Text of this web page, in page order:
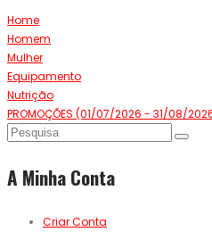
Home
Homem
Mulher
Equipamento
Nutrição
PROMOÇÕES (01/07/2026 - 31/08/
A Minha Conta
Criar Conta